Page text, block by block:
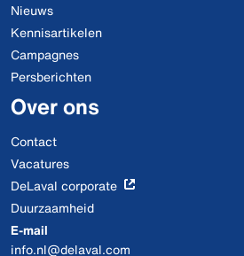
Nieuws
Kennisartikelen
Campagnes
Persberichten
Over ons
Contact
Vacatures
DeLaval corporate
Duurzaamheid
E-mail
info.nl@delaval.com